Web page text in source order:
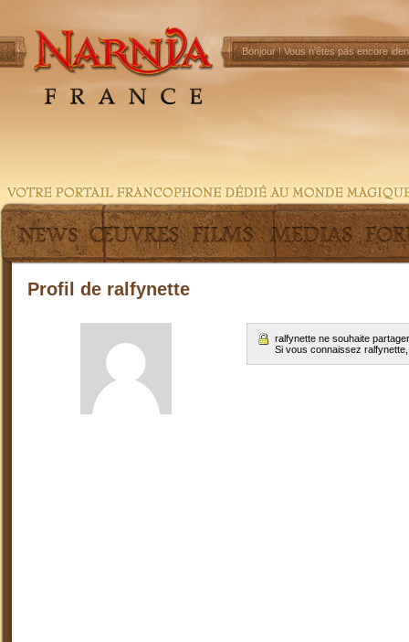
Bonjour !Vous n'êtes pas encore
Profil de ralfynette
ralfynette ne souhaite
Si vous connaissez